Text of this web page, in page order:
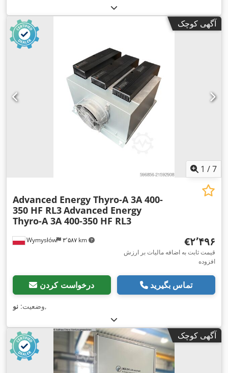
آگهی کوچک
1 /7
Wymysłów ۳٬۵۸۷ km
Advanced Energy Thyro-A 3A 400-
350 HF RL3Advanced Energy
Thyro-A 3A 400-350 HF RL3
‎€۲٬۴۹۶
قیمت ثابت به اضافه مالیات بر ارزش
افزوده
درخواست کردن تماس بگیرید
وضعیت: نو ,
آگهی کوچک